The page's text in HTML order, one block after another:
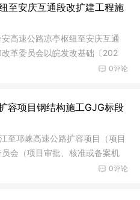
至安庆互通段改扩建工程施
高速公路凉亭枢纽至安庆互通
革委员会以皖发改基础〔202
0评论
容项目钢结构施工GJG标段
至邛崃高速公路扩容项目（项目
会（项目审批、核准或备案机
0评论